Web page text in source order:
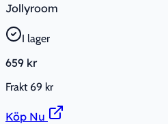
Jollyroom
I lager
659 kr
Frakt 69 kr
Köp Nu